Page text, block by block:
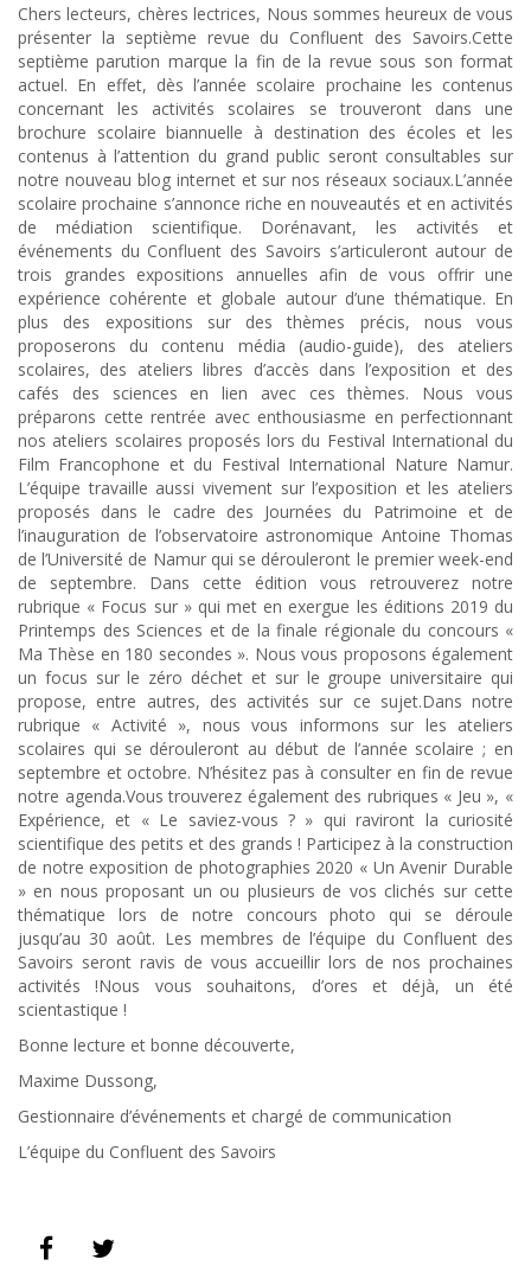
Chers lecteurs, chères lectrices, Nous sommes heureux de vous
présenter la septième revue du Confluent des Savoirs.Cette
septième parution marque la fin de la revue sous son format
actuel. En effet, dès l’année scolaire prochaine les contenus
concernant les activités scolaires se trouveront dans une
brochure scolaire biannuelle à destination des écoles et les
contenus à l’attention du grand public seront consultables sur
notre nouveau blog internet et sur nos réseaux sociaux.L’année
scolaire prochaine s’annonce riche en nouveautés et en activités
de médiation scientifique. Dorénavant, les activités et
événements du Confluent des Savoirs s’articuleront autour de
trois grandes expositions annuelles afin de vous offrir une
expérience cohérente et globale autour d’une thématique. En
plus des expositions sur des thèmes précis, nous vous
proposerons du contenu média (audio-guide), des ateliers
scolaires, des ateliers libres d’accès dans l’exposition et des
cafés des sciences en lien avec ces thèmes. Nous vous
préparons cette rentrée avec enthousiasme en perfectionnant
nos ateliers scolaires proposés lors du Festival International du
Film Francophone et du Festival International Nature Namur.
L’équipe travaille aussi vivement sur l’exposition et les ateliers
proposés dans le cadre des Journées du Patrimoine et de
l’inauguration de l’observatoire astronomique Antoine Thomas
de l’Université de Namur qui se dérouleront le premier week-end
de septembre. Dans cette édition vous retrouverez notre
rubrique « Focus sur » qui met en exergue les éditions 2019 du
Printemps des Sciences et de la finale régionale du concours «
Ma Thèse en 180 secondes ». Nous vous proposons également
un focus sur le zéro déchet et sur le groupe universitaire qui
propose, entre autres, des activités sur ce sujet.Dans notre
rubrique « Activité », nous vous informons sur les ateliers
scolaires qui se dérouleront au début de l’année scolaire ; en
septembre et octobre. N’hésitez pas à consulter en fin de revue
notre agenda.Vous trouverez également des rubriques « Jeu », «
Expérience, et « Le saviez-vous ? » qui raviront la curiosité
scientifique des petits et des grands ! Participez à la construction
de notre exposition de photographies 2020 « Un Avenir Durable
» en nous proposant un ou plusieurs de vos clichés sur cette
thématique lors de notre concours photo qui se déroule
jusqu’au 30 août. Les membres de l’équipe du Confluent des
Savoirs seront ravis de vous accueillir lors de nos prochaines
activités !Nous vous souhaitons, d’ores et déjà, un été
scientastique !
Bonne lecture et bonne découverte,
Maxime Dussong,
Gestionnaire d’événements et chargé de communication
L’équipe du Confluent des Savoirs